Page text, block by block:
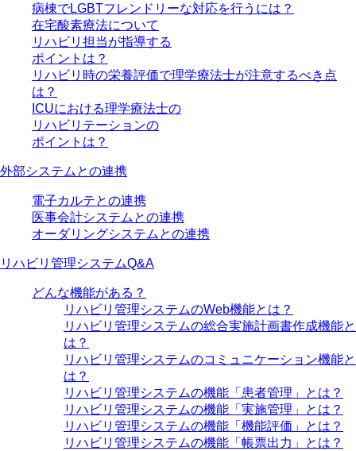
病棟でLGBTフレンドリーな対応を行うには？
在宅酸素療法について
リハビリ担当が指導する
ポイントは？
リハビリ時の栄養評価で理学療法士が注意するべき点
は？
ICUにおける理学療法士の
リハビリテーションの
ポイントは？
外部システムとの連携
電子カルテとの連携
医事会計システムとの連携
オーダリングシステムとの連携
リハビリ管理システムQ&A
どんな機能がある？
リハビリ管理システムのWeb機能とは？
リハビリ管理システムの総合実施計画書作成機能と
は？
リハビリ管理システムのコミュニケーション機能と
は？
リハビリ管理システムの機能「患者管理」とは？
リハビリ管理システムの機能「実施管理」とは？
リハビリ管理システムの機能「機能評価」とは？
リハビリ管理システムの機能「帳票出力」とは？